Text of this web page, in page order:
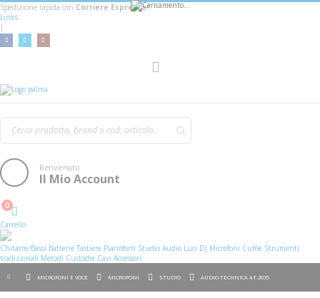
Spedizione rapida con Corriere Espresso!
Links
|
Benvenuto
Il Mio Account
Cart
0
Carrello
Chitarre/Bassi Batterie Tastiere Pianoforti Studio Audio Luci DJ Microfoni Cuffie Strumenti
tradizionali Metodi Custodie Cavi Accessori
MICROFONI E VOCE MICROFONI STUDIO AUDIO-TECHNICA AT-2035